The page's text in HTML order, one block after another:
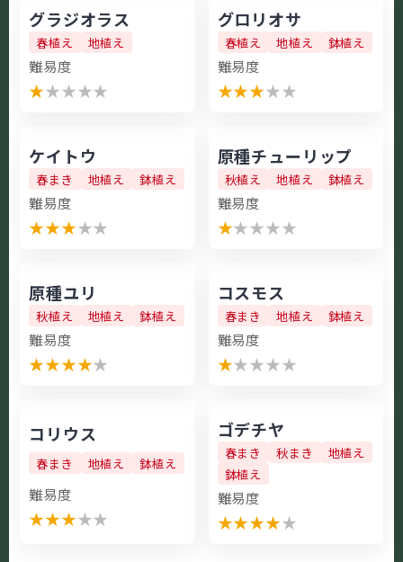
グラジオラス
春植え 地植え
難易度
★★★★★
グロリオサ
春植え 地植え 鉢植え
難易度
★★★★★
ケイトウ
春まき 地植え 鉢植え
難易度
★★★★★
原種チューリップ
秋植え 地植え 鉢植え
難易度
★★★★★
原種ユリ
秋植え 地植え 鉢植え
難易度
★★★★★
コスモス
春まき 地植え 鉢植え
難易度
★★★★★
コリウス
春まき 地植え 鉢植え
難易度
★★★★★
ゴデチヤ
春まき 秋まき
地植え
鉢植え
難易度
★★★★★